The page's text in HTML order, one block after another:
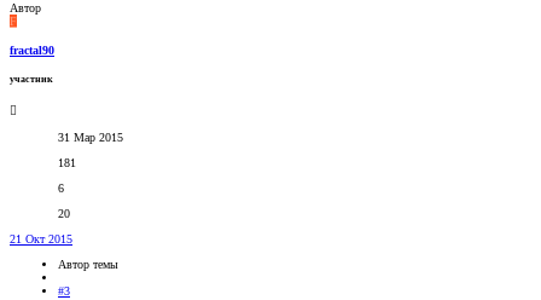
Автор
F
fractal90
участник
31 Мар 2015
181
6
20
21 Окт 2015
Автор темы
#3